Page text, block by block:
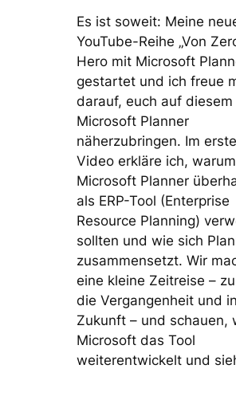
Es ist soweit: Meine
YouTube-Reihe „Von
Hero mit Microsoft
gestartet und ich freue
darauf, euch auf diesem
Microsoft Planner
näherzubringen. Im
Video erkläre ich,
Microsoft Planner
als ERP-Tool (Enterprise
Resource Planning)
sollten und wie sich
zusammensetzt. Wir
eine kleine Zeitreise –
die Vergangenheit und
Zukunft – und schauen,
Microsoft das Tool
weiterentwickelt und